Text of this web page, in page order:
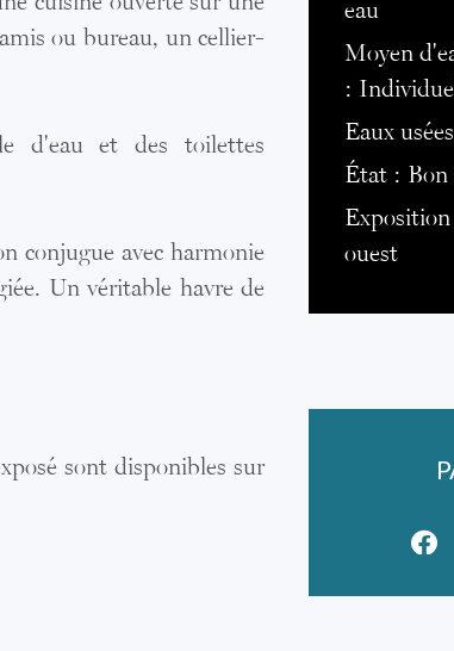
ou bureau, un cellier-
d'eau et des toilettes
conjugue avec harmonie
Un véritable havre de
sont disponibles sur
eau
Moyen
Eaux usées
État
Exposition
ouest